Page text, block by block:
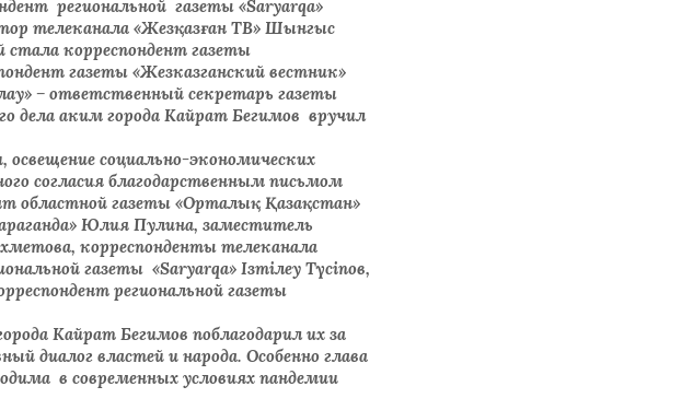
региональной газеты «Saryarqa»
телеканала «Жезқазған ТВ» Шынгыс
корреспондент газеты
газеты «Жезказганский вестник»
– ответственный секретарь газеты
аким города Кайрат Бегимов вручил
социально-экономических
согласия благодарственным письмом
областной газеты «Орталық Қазақстан»
Юлия Пулина, заместитель
корреспонденты телеканала
газеты «Saryarqa» Ізтілеу Түсіпов,
региональной газеты
Кайрат Бегимов поблагодарил их за
диалог властей и народа. Особенно глава
в современных условиях пандемии